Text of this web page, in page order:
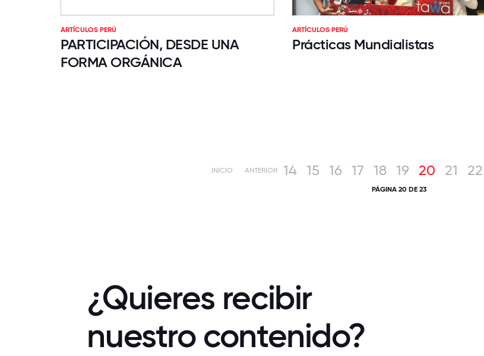
ARTÍCULOS PERÚ
PARTICIPACIÓN, DESDE UNA
FORMA ORGÁNICA
ARTÍCULOS PERÚ
Prácticas Mundialistas
INICIO ANTERIOR 14 15 16 17 18 19 20 21 22
PÁGINA 20 DE 23
¿Quieres recibir
nuestro contenido?